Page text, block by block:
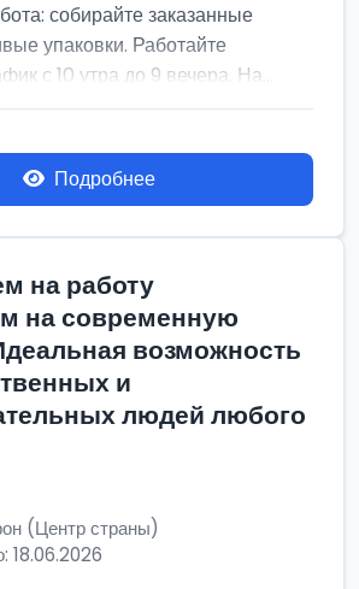
собирайте заказанные
упаковки. Работайте
с 10 утра до 9 вечера. На...
Подробнее
на работу
на современную
возможность
и
людей любого
(Центр страны)
18.06.2026